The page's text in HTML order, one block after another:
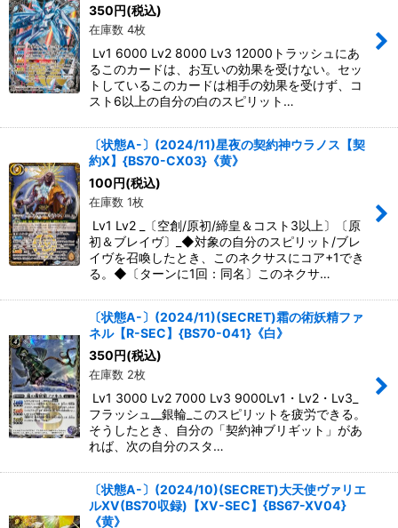
350 円(税込)
在庫数 4枚
Lv1 6000 Lv2 8000 Lv3 12000トラッシュにあ
るこのカードは、お互いの効果を受けない。セッ
トしているこのカードは相手の効果を受けず、コ
スト6以上の自分の白のスピリット…
〔状態A-〕(2024/11)星夜の契約神ウラノス【契
約X】{BS70-CX03}《黄》
100 円(税込)
在庫数 1枚
Lv1 Lv2 _〔空創/原初/締皇＆コスト3以上〕〔原
初＆ブレイヴ〕_◆対象の自分のスピリット/ブレ
イヴを召喚したとき、このネクサスにコア+1でき
る。◆〔ターンに1回：同名〕このネクサ…
〔状態A-〕(2024/11)(SECRET)霜の術妖精ファ
ネル【R-SEC】{BS70-041}《白》
350 円(税込)
在庫数 2枚
Lv1 3000 Lv2 7000 Lv3 9000Lv1・Lv2・Lv3_
フラッシュ__銀輪_このスピリットを疲労できる。
そうしたとき、自分の「契約神ブリギット」があ
れば、次の自分のスタ…
〔状態A-〕(2024/10)(SECRET)大天使ヴァリエ
ルXV(BS70収録)【XV-SEC】{BS67-XV04}
《黄》